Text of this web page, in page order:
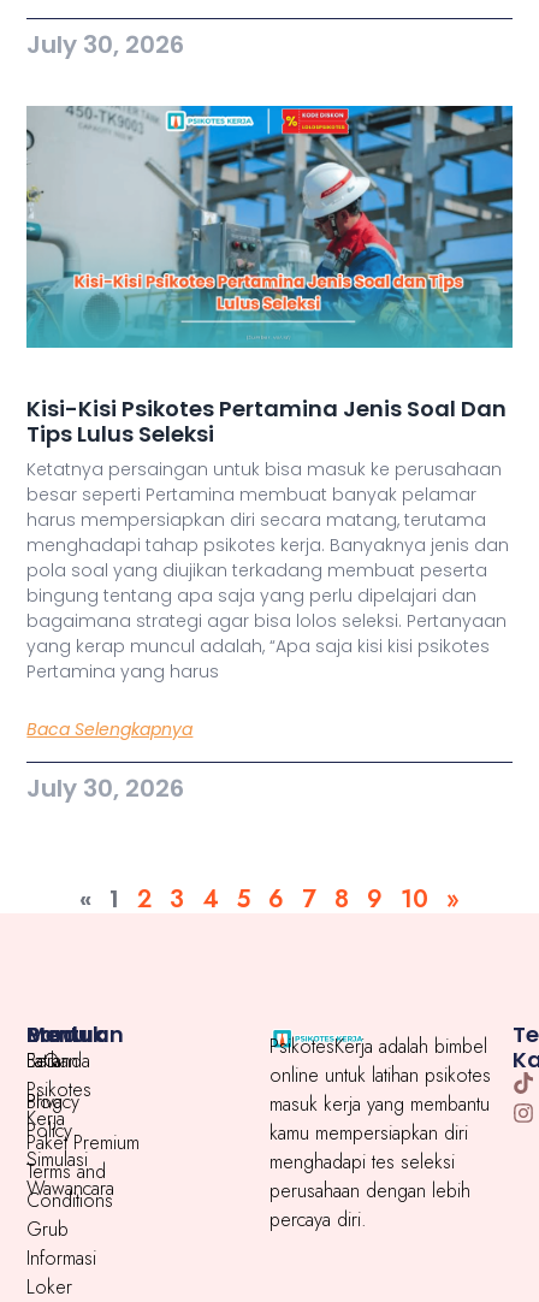
July 30, 2026
Kisi-Kisi Psikotes Pertamina Jenis Soal Dan
Tips Lulus Seleksi
Ketatnya persaingan untuk bisa masuk ke perusahaan
besar seperti Pertamina membuat banyak pelamar
harus mempersiapkan diri secara matang, terutama
menghadapi tahap psikotes kerja. Banyaknya jenis dan
pola soal yang diujikan terkadang membuat peserta
bingung tentang apa saja yang perlu dipelajari dan
bagaimana strategi agar bisa lolos seleksi. Pertanyaan
yang kerap muncul adalah, “Apa saja kisi kisi psikotes
Pertamina yang harus
Baca Selengkapnya
July 30, 2026
« 1 2 3 4 5 6 7 8 9 10 »
PsikotesKerja adalah bimbel
online untuk latihan psikotes
masuk kerja yang membantu
kamu mempersiapkan diri
menghadapi tes seleksi
perusahaan dengan lebih
percaya diri.
Menu
Beranda
Blog
Paket Premium
Produk
Latihan
Psikotes
Kerja
Simulasi
Wawancara
Grub
Informasi
Loker
Bantuan
FaQ
Privacy
Policy
Terms and
Conditions